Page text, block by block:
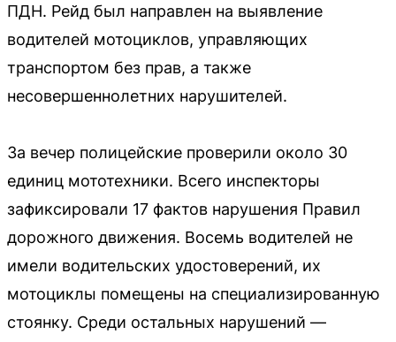
ПДН. Рейд был направлен на выявление
водителей мотоциклов, управляющих
транспортом без прав, а также
несовершеннолетних нарушителей.
За вечер полицейские проверили около 30
единиц мототехники. Всего инспекторы
зафиксировали 17 фактов нарушения Правил
дорожного движения. Восемь водителей не
имели водительских удостоверений, их
мотоциклы помещены на специализированную
стоянку. Среди остальных нарушений —